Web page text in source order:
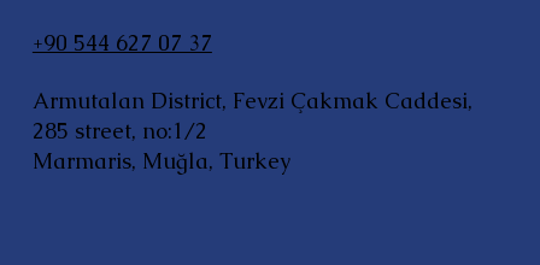
+90 544 627 07 37
Armutalan District, Fevzi Çakmak Caddesi,
285 street, no:1/2
Marmaris, Muğla, Turkey